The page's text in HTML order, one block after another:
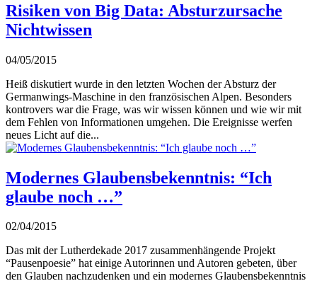
Risiken von Big Data: Absturzursache
Nichtwissen
04/05/2015
Heiß diskutiert wurde in den letzten Wochen der Absturz der
Germanwings-Maschine in den französischen Alpen. Besonders
kontrovers war die Frage, was wir wissen können und wie wir mit
dem Fehlen von Informationen umgehen. Die Ereignisse werfen
neues Licht auf die...
Modernes Glaubensbekenntnis: “Ich
glaube noch …”
02/04/2015
Das mit der Lutherdekade 2017 zusammenhängende Projekt
“Pausenpoesie” hat einige Autorinnen und Autoren gebeten, über
den Glauben nachzudenken und ein modernes Glaubensbekenntnis